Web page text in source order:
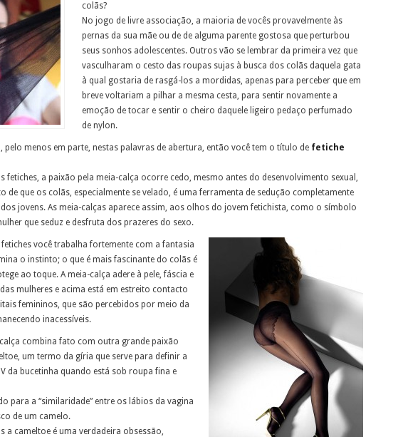
colãs?
No jogo de livre associação, a maioria de vocês provavelmente às
pernas da sua mãe ou de de alguma parente gostosa que perturbou
seus sonhos adolescentes. Outros vão se lembrar da primeira vez que
vasculharam o cesto das roupas sujas à busca dos colãs daquela gata
à qual gostaria de rasgá-los a mordidas, apenas para perceber que em
breve voltariam a pilhar a mesma cesta, para sentir novamente a
emoção de tocar e sentir o cheiro daquele ligeiro pedaço perfumado
de nylon.
pelo menos em parte, nestas palavras de abertura, então você tem o título de fetiche
fetiches, a paixão pela meia-calça ocorre cedo, mesmo antes do desenvolvimento sexual,
de que os colãs, especialmente se velado, é uma ferramenta de sedução completamente
dos jovens. As meia-calças aparece assim, aos olhos do jovem fetichista, como o símbolo
que seduz e desfruta dos prazeres do sexo.
você trabalha fortemente com a fantasia
o instinto; o que é mais fascinante do colãs é
ao toque. A meia-calça adere à pele, fáscia e
mulheres e acima está em estreito contacto
femininos, que são percebidos por meio da
inacessíveis.
combina fato com outra grande paixão
um termo da gíria que serve para definir a
da bucetinha quando está sob roupa fina e
para a “similaridade” entre os lábios da vagina
de um camelo.
a cameltoe é uma verdadeira obsessão,